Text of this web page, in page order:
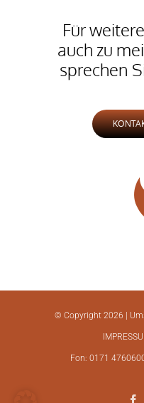
Für
auch zu
sprechen
© Copyright 2026 |
Fon: 0171